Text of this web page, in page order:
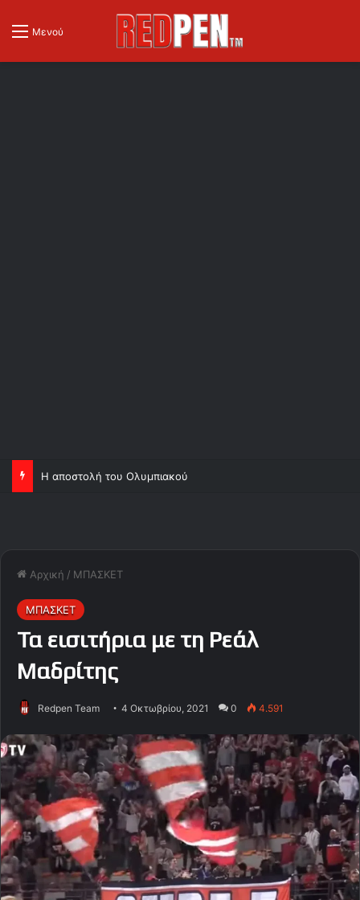
Μενού
Ορτέγκα και Σα, ανεβάζουν κι άλλο τον Ολυμπιακό!
Αρχική / ΜΠΑΣΚΕΤ
ΜΠΑΣΚΕΤ
Τα εισιτήρια με τη Ρεάλ
Μαδρίτης
Redpen Team 4 Οκτωβρίου, 2021 0 4.591